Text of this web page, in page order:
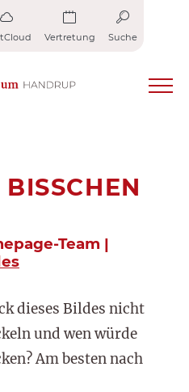
Vertretung Suche
Team |
dieses Bildes nicht
und wen würde
Am besten nach